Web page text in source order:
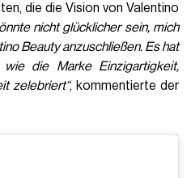
die die Vision von Valentino
nicht glücklicher sein, mich
Beauty anzuschließen. Es hat
die Marke Einzigartigkeit,
zelebriert“, kommentierte der